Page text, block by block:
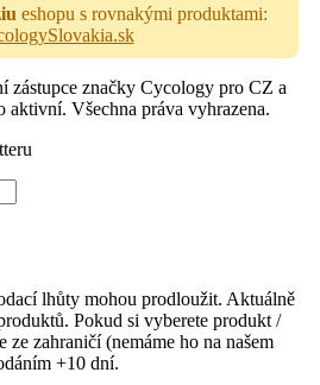
eshopu s rovnakými produktami:
značky Cycology pro CZ a
Všechna práva vyhrazena.
lhůty mohou prodloužit. Aktuálně
Pokud si vyberete produkt /
zahraničí (nemáme ho na našem
+10 dní.